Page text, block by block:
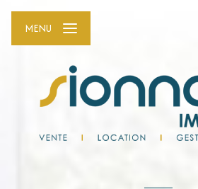
MENU